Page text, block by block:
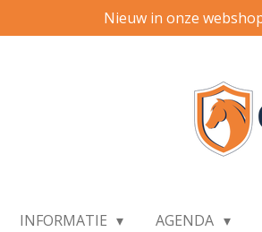
Nieuw in onze
INFORMATIE AGENDA